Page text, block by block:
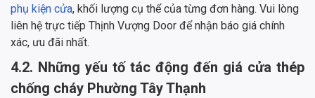
phụ kiện cửa, khối lượng cụ thể của từng đơn hàng. Vui lòng
liên hệ trực tiếp Thịnh Vượng Door để nhận báo giá chính
xác, ưu đãi nhất.
4.2. Những yếu tố tác động đến giá cửa thép
chống cháy Phường Tây Thạnh